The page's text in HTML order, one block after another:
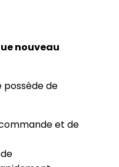
nouveau
possède de
et de